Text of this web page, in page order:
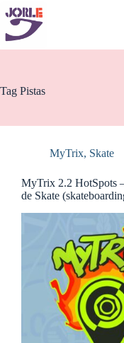
Pular
para
conteúdo
Tag Pistas
MyTrix, Skate
MyTrix 2.2 HotSpots
de Skate